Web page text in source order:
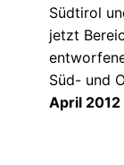
Südtirol
jetzt
Süd- und
April 2012